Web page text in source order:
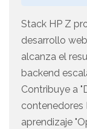
Stack HP Z
desarrollo
alcanza el
backend
Contribuye a
contenedores
aprendizaje